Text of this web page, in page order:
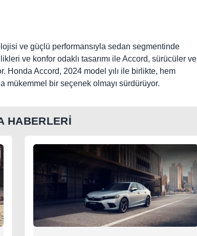
ve güçlü performansıyla sedan segmentinde
ve konfor odaklı tasarımı ile Accord, sürücüler ve
Accord, 2024 model yılı ile birlikte, hem
mükemmel bir seçenek olmayı sürdürüyor.
HABERLERİ